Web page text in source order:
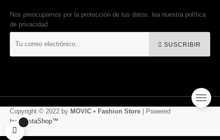
Nos preocupamos por la protección de tus datos. lea nuestra política
de privacidad
SUSCRIBIR
Copyright © 2022 by MOVIC • Fashion Store | Powered
by PrestaShop™